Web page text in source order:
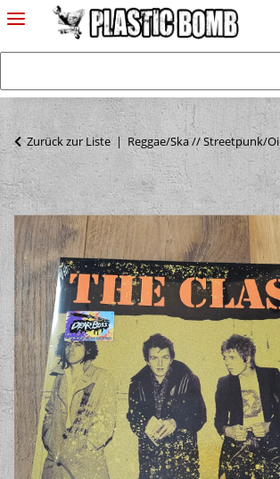
Zurück zur Liste Reggae/Ska // Streetpunk/Oi